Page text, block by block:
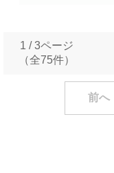
1 / 3ページ
（全75件）
前へ